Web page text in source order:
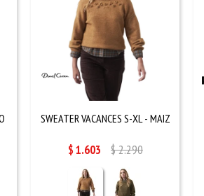
SWEATER VACANCES S-XL - MAIZ
$1.603 $2.290